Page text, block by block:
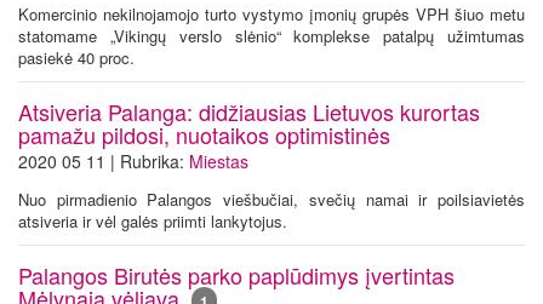
Komercinio nekilnojamojo turto vystymo įmonių grupės VPH šiuo metu
statomame „Vikingų verslo slėnio“ komplekse patalpų užimtumas
pasiekė 40 proc.
Atsiveria Palanga: didžiausias Lietuvos kurortas
pamažu pildosi, nuotaikos optimistinės
2020 05 11 | Rubrika: Miestas
Nuo pirmadienio Palangos viešbučiai, svečių namai ir poilsiavietės
atsiveria ir vėl galės priimti lankytojus.
Palangos Birutės parko paplūdimys įvertintas
Mėlynąja vėliava